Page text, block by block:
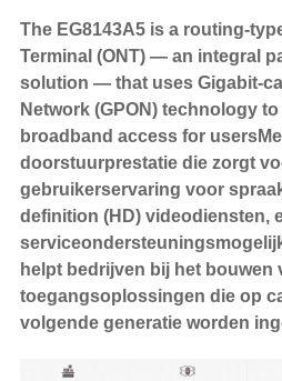
The EG8143A5 is a routing-
Terminal (ONT) — an integral
solution — that uses Gigabit-
Network (GPON) technology
broadband access for
doorstuurprestatie die zorgt
gebruikerservaring voor
definition (HD) videodiensten,
helpt bedrijven bij het bouwen
toegangsoplossingen die op
volgende generatie worden